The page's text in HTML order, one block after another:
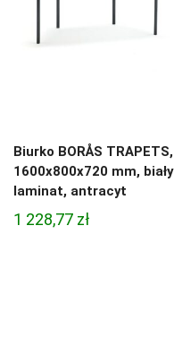
Biurko BORÅS TRAPETS,
1600x800x720 mm, biały
laminat, antracyt
1 228,77 zł